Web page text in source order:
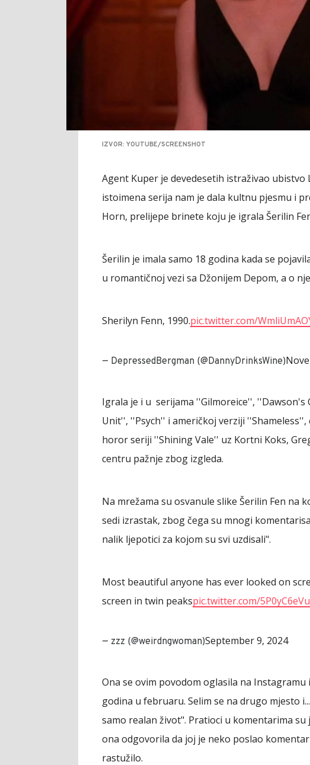
IZVOR: YOUTUBE/SCREENSHOT
Agent Kuper je devedesetih istraživao ubistvo
istoimena serija nam je dala kultnu pjesmu i
Horn, prelijepe brinete koju je igrala Šerilin
Šerilin je imala samo 18 godina kada se
u romantičnoj vezi sa Džonijem Depom, a o
Sherilyn Fenn, 1990.pic.twitter.com/
— DepressedBergman (@DannyDrinksWine)
Igrala je i u serijama ''Gilmoreice'', ''Dawson's
Unit'', ''Psych'' i američkoj verziji
horor seriji ''Shining Vale'' uz Kortni Koks,
centru pažnje zbog izgleda.
Na mrežama su osvanule slike Šerilin Fen na
sedi izrastak, zbog čega su mnogi
nalik ljepotici za kojom su svi uzdisali".
Most beautiful anyone has ever looked on
screen in twin peakspic.twitter.com/
— zzz (@weirdngwoman)September 9, 2024
Ona se ovim povodom oglasila na Instagramu
godina u februaru. Selim se na drugo mjesto
samo realan život". Pratioci u komentarima su
ona odgovorila da joj je neko poslao
rastužilo.